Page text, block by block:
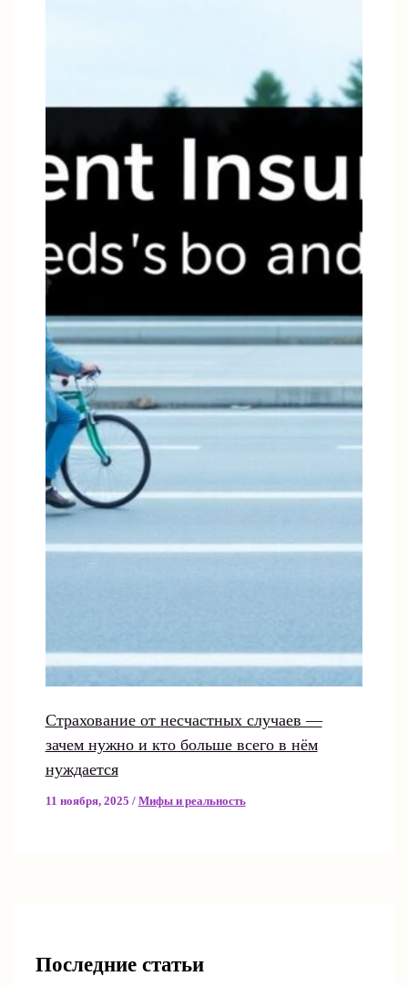
Страхование от несчастных случаев —
зачем нужно и кто больше всего в нём
нуждается
11 ноября, 2025 / Мифы и реальность
Последние статьи